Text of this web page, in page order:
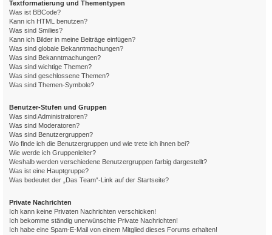
Textformatierung und Thementypen
Was ist BBCode?
Kann ich HTML benutzen?
Was sind Smilies?
Kann ich Bilder in meine Beiträge einfügen?
Was sind globale Bekanntmachungen?
Was sind Bekanntmachungen?
Was sind wichtige Themen?
Was sind geschlossene Themen?
Was sind Themen-Symbole?
Benutzer-Stufen und Gruppen
Was sind Administratoren?
Was sind Moderatoren?
Was sind Benutzergruppen?
Wo finde ich die Benutzergruppen und wie trete ich ihnen bei?
Wie werde ich Gruppenleiter?
Weshalb werden verschiedene Benutzergruppen farbig dargestellt?
Was ist eine Hauptgruppe?
Was bedeutet der „Das Team“-Link auf der Startseite?
Private Nachrichten
Ich kann keine Privaten Nachrichten verschicken!
Ich bekomme ständig unerwünschte Private Nachrichten!
Ich habe eine Spam-E-Mail von einem Mitglied dieses Forums erhalten!